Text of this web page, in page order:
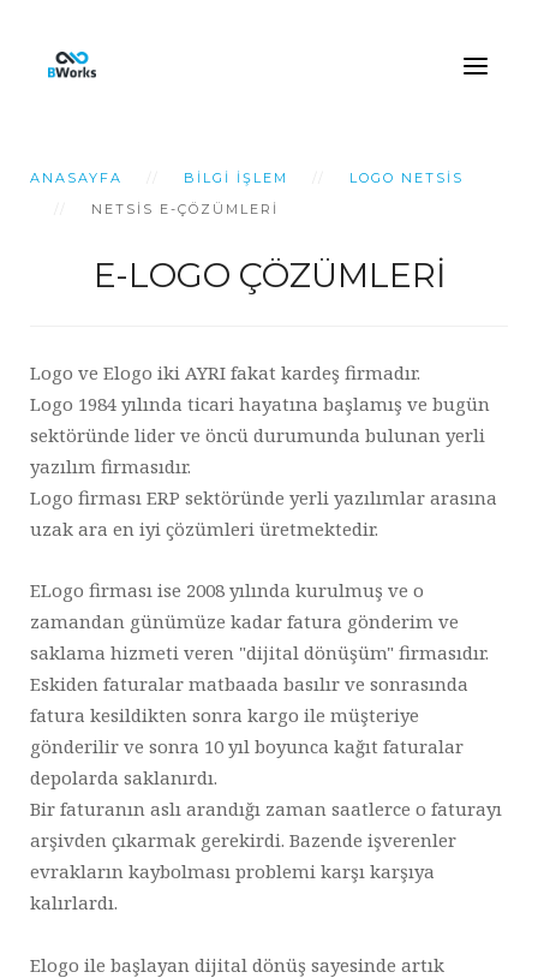
ANASAYFA BILGI İŞLEM
LOGO NETSIS
NETSIS E-ÇÖZÜMLERI
E-LOGO ÇÖZÜMLERİ
Logo ve Elogo iki AYRI fakat kardeş firmadır.
Logo 1984 yılında ticari hayatına başlamış ve bugün
sektöründe lider ve öncü durumunda bulunan yerli
yazılım firmasıdır.
Logo firması ERP sektöründe yerli yazılımlar arasına
uzak ara en iyi çözümleri üretmektedir.
ELogo firması ise 2008 yılında kurulmuş ve o
zamandan günümüze kadar fatura gönderim ve
saklama hizmeti veren "dijital dönüşüm" firmasıdır.
Eskiden faturalar matbaada basılır ve sonrasında
fatura kesildikten sonra kargo ile müşteriye
gönderilir ve sonra 10 yıl boyunca kağıt faturalar
depolarda saklanırdı.
Bir faturanın aslı arandığı zaman saatlerce o faturayı
arşivden çıkarmak gerekirdi. Bazende işverenler
evrakların kaybolması problemi karşı karşıya
kalırlardı.
Elogo ile başlayan dijital dönüş sayesinde artık